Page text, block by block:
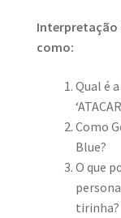
Interpretação
como:
Qual é
Como
Blue?
O que
tirinha?